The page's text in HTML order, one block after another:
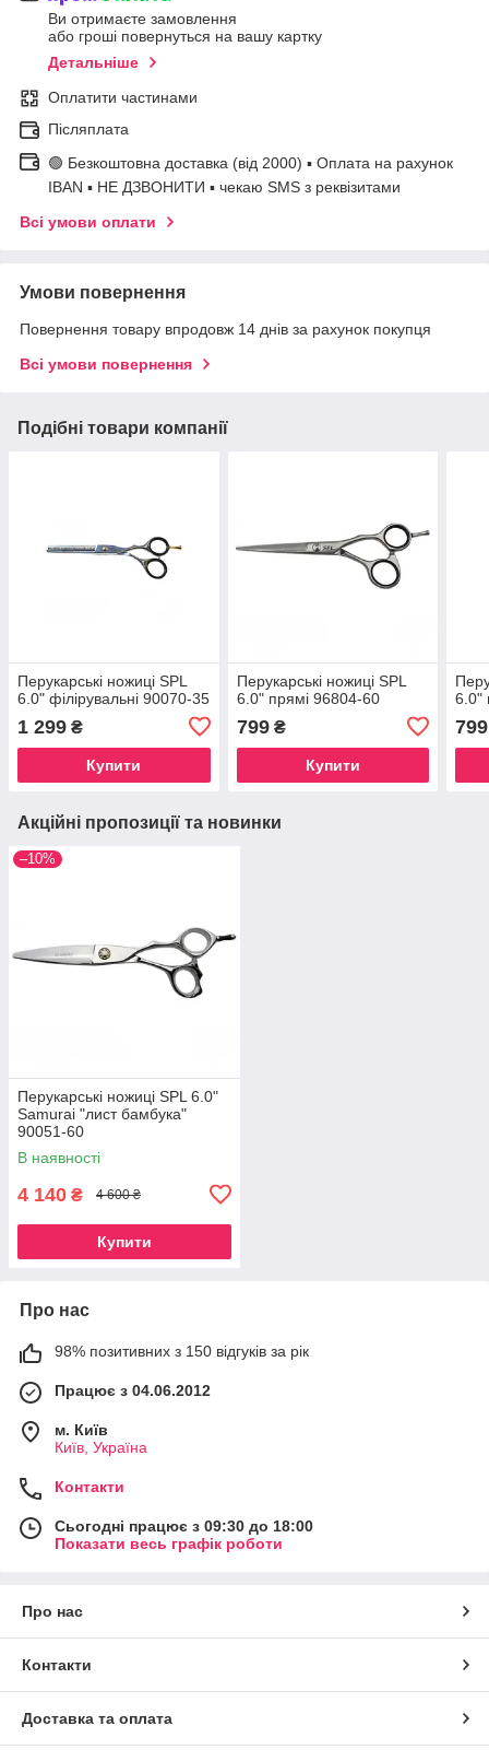
Ви отримаєте замовлення
або гроші повернуться на вашу картку
Детальніше
Оплатити частинами
Післяплата
🟢 Безкоштовна доставка (від 2000) ▪ Оплата на рахунок
IBAN ▪ НЕ ДЗВОНИТИ ▪ чекаю SMS з реквізитами
Всі умови оплати
Умови повернення
Повернення товару впродовж 14 днів за рахунок покупця
Всі умови повернення
Подібні товари компанії
Перукарські ножиці SPL
6.0" філірувальні 90070-35
1 299 ₴
Купити
Перукарські ножиці SPL
6.0" прямі 96804-60
799₴
Купити
6.0"
799
Акційні пропозиції та новинки
–10%
Перукарські ножиці SPL 6.0"
Samurai "лист бамбука"
90051-60
В наявності
4 140 ₴ 4 600 ₴
Купити
Про нас
98% позитивних з 150 відгуків за рік
Працює з 04.06.2012
м. Київ
Київ, Україна
Контакти
Сьогодні працює з 09:30 до 18:00
Показати весь графік роботи
Про нас
Контакти
Доставка та оплата